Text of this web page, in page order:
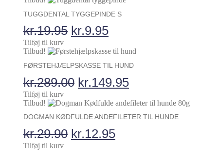
pris
var:
kr.84.90.
pris
TUGGDENTAL TYGGEPINDE S
kr.19.95 Den
oprindelige
pris
var:
kr.19.95.
kr.9.95Den
aktuelle
pris
er:
kr.9.95.
Tilføj til kurv
Tilbud!
FØRSTEHJÆLPSKASSE TIL HUND
kr.289.00 Den
oprindelige
pris
var:
kr.289.00.
kr.149.95Den
aktuelle
pris
Tilføj til kurv
Tilbud!
DOGMAN KØDFULDE ANDEFILETER TIL HUNDE
kr.29.90 Den
kr.12.95Den
Tilføj til kurv